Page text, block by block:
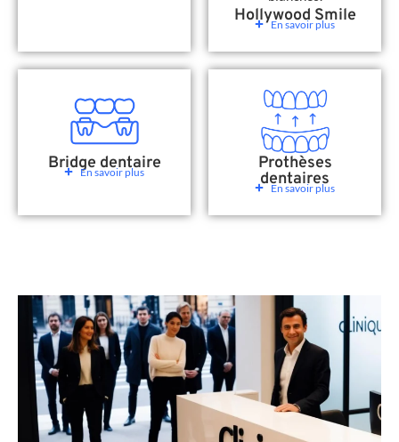
Hollywood Smile
En savoir plus
Bridge dentaire
En savoir plus Prothèses
dentaires
En savoir plus